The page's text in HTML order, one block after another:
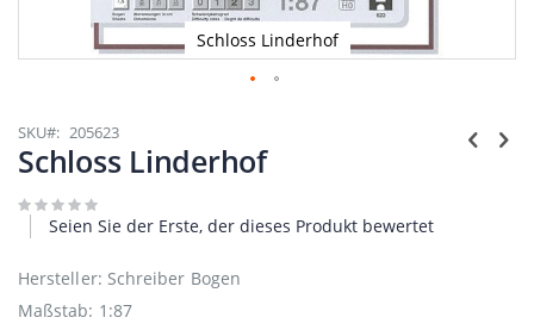
Schloss Linderhof
Anfang
der
Bildgalerie
SKU 205623
Schloss Linderhof
Seien Sie der Erste, der dieses Produkt bewertet
Hersteller: Schreiber Bogen
Maßstab: 1:87